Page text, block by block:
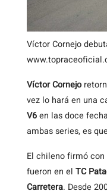
Víctor Cornejo
Víctor Cornejo
vez lo hará en una
V6en las doce
ambas series, es
El chileno firmó
fueron en el TC
Carretera. Desde